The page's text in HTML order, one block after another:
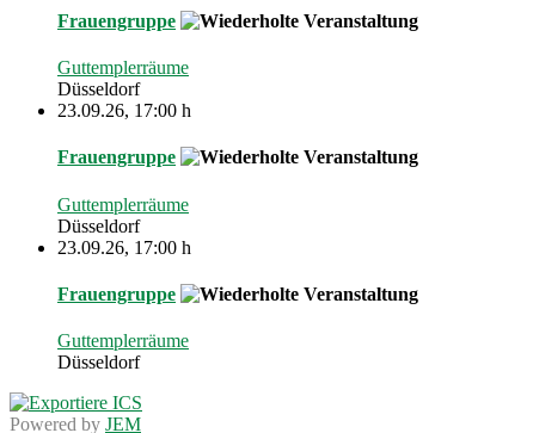
Frauengruppe
Guttemplerräume
Düsseldorf
23.09.26, 17:00 h
Frauengruppe
Guttemplerräume
Düsseldorf
23.09.26, 17:00 h
Frauengruppe
Guttemplerräume
Düsseldorf
Powered by JEM